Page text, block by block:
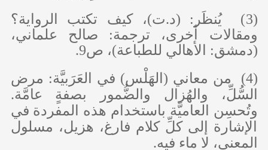
(3) يُنظَر: (د.ت)، كيف تكتب الرواية؟
ومقالات أخرى، ترجمة: صالح علماني،
(دمشق: الأهالي للطباعة)، ص9.
(4) من معاني (الهَلْس) في العَرَبيَّة: مرض
السُّلِّ، والهُزال والضُّمور بصفةٍ عامَّة.
وتُحسِن العاميَّة باستخدام هذه المفردة في
الإشارة إلى كلِّ كلام فارغ، هزيل، مسلول
المعنى، لا ماء فيه.